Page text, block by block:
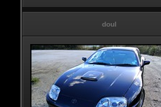
doul